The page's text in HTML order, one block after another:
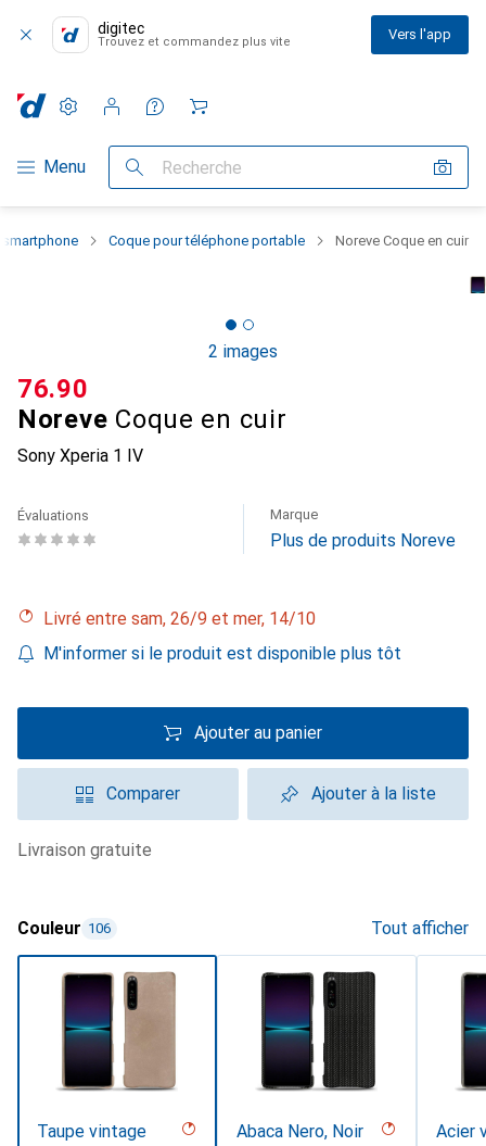
digitec
Trouvez et commandez plus vite Vers l'app
Navigation par catégorie
Menu Recherche
Paramètres
Compte client
Listes de comparaison
Listes d'envies
Panier
Coque pour téléphone portable Noreve Coque en cuir
2 images
Noreve Coque en cuir
Sony Xperia 1 IV
CHF
76.90
Évaluations Marque
Plus de produits Noreve
Livré entre sam, 26/9 et mer, 14/10
M'informer si le produit est disponible plus tôt
Ajouter au panier
Comparer Ajouter à la liste
livraison gratuite
Couleur 106 Tout afficher
Taupe vintage Abaca Nero, Noir
Acier